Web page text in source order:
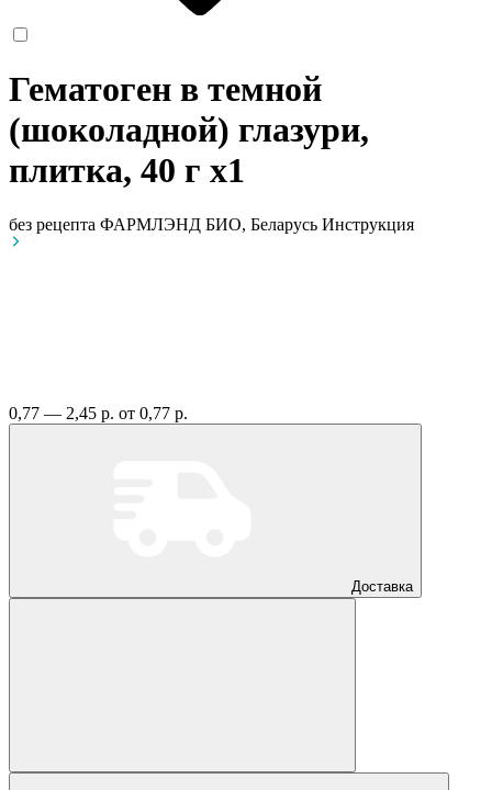
Гематоген в темной
(шоколадной) глазури,
плитка, 40 г x1
без рецепта ФАРМЛЭНД БИО, Беларусь Инструкция
0,77 — 2,45 р. от 0,77 р.
Доставка